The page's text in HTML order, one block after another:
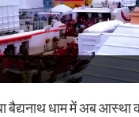
बैद्यनाथ धाम में अब आस्था